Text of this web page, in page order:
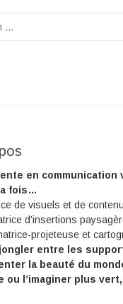
en communication
fois…
de visuels et de
d’insertions
projeteuse et
jongler entre les
la beauté du
ou l’imaginer plus